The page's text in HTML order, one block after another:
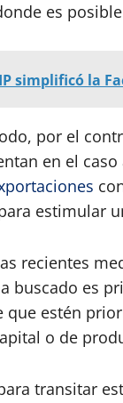
es
simplificó la
por el
en el
estimular
recientes
buscado es
estén
o de
transitar